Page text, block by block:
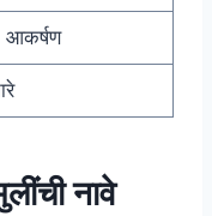
नावे